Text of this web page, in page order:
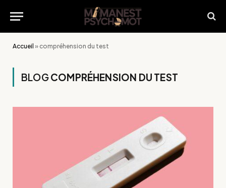
Accueil » compréhension du test
BLOGCOMPRÉHENSION DU TEST